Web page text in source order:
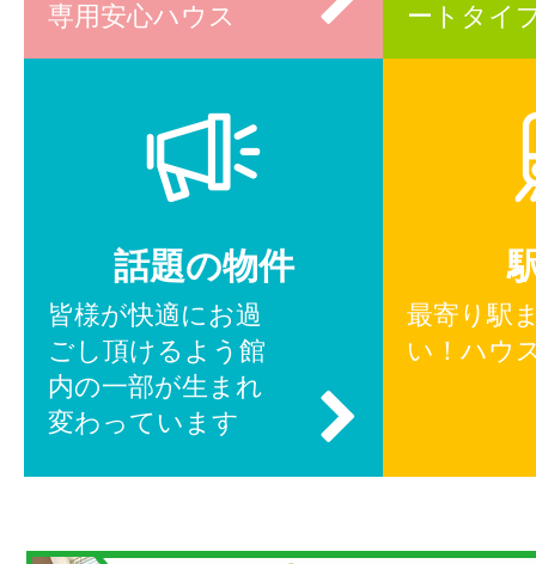
専用安心ハウス
ートタイ
話題の物件
皆様が快適にお過
ごし頂けるよう館
内の一部が生まれ
変わっています
最寄り駅
い！ハウ